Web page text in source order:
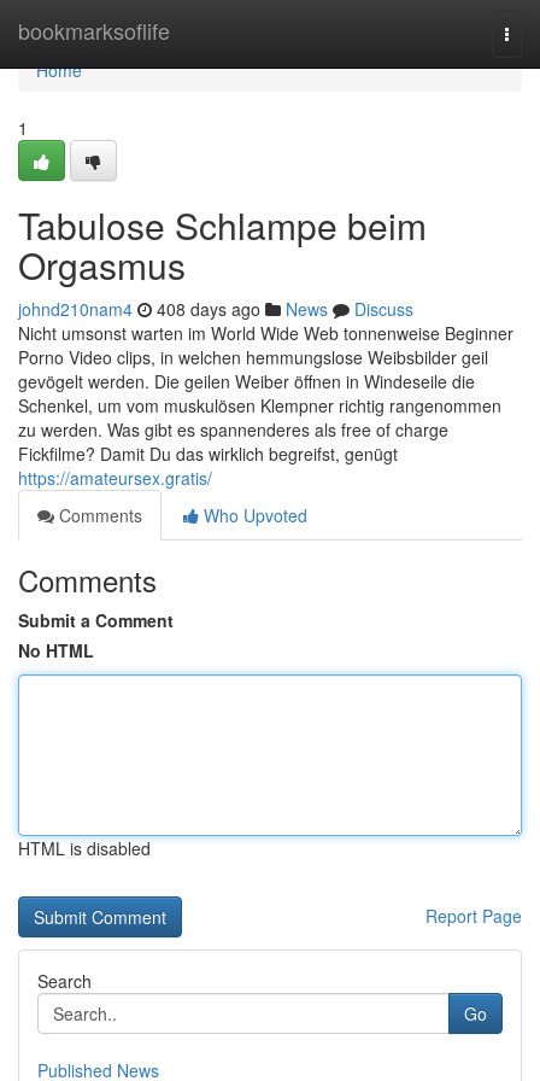
bookmarksoflife
Home
Home
1
Tabulose Schlampe beim
Orgasmus
johnd210nam4 408 days ago News
Discuss
Nicht umsonst warten im World Wide Web tonnenweise Beginner
Porno Video clips, in welchen hemmungslose Weibsbilder geil
gevögelt werden. Die geilen Weiber öffnen in Windeseile die
Schenkel, um vom muskulösen Klempner richtig rangenommen
zu werden. Was gibt es spannenderes als free of charge
Fickfilme? Damit Du das wirklich begreifst, genügt
https://amateursex.gratis/
Comments
Who Upvoted
Comments
Submit a Comment
No HTML
HTML is disabled
Report Page
Search
Go
Published News